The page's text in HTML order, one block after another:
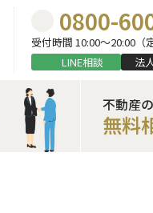
0800-
受付時間 10:00〜20:00（
LINE相談
法
不動産
無料